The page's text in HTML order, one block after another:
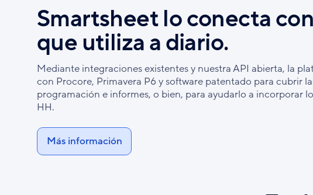
Smartsheet lo conecta
que utiliza a diario.
Mediante integraciones existentes y nuestra API abierta, la
con Procore, Primavera P6 y software patentado para cubrir
programación e informes, o bien, para ayudarlo a incorporar
HH.
Más información